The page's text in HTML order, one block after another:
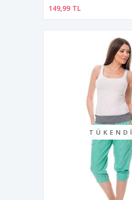
149,99 TL
TÜKENDI